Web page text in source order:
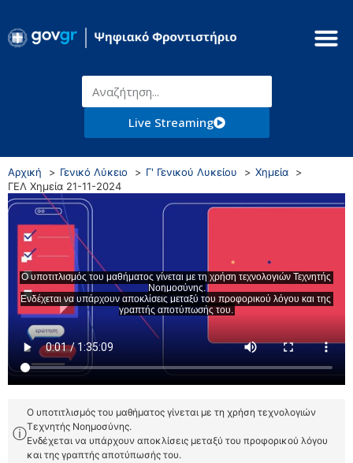
Live Streaming
Αρχική Γενικό Λύκειο Γ' Γενικού Λυκείου
Χημεία
ΓΕΛ Χημεία 21-11-2024
ⓘ
Ο υποτιτλισμός του μαθήματος γίνεται με τη χρήση τεχνολογιών
Τεχνητής Νοημοσύνης.
Ενδέχεται να υπάρχουν αποκλίσεις μεταξύ του προφορικού λόγου
και της γραπτής αποτύπωσής του.